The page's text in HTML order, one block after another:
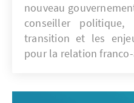
nouveau
conseiller politique,
transition et les
pour la relation